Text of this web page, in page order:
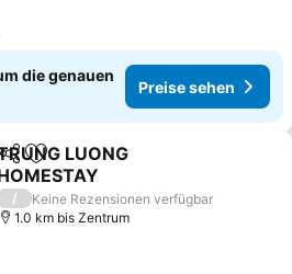
die genauen
Preise sehen
TeilenZu Favoriten hinzufügen
LUONG
sehen
/
Keine Rezensionen verfügbar
1.0 km bis Zentrum